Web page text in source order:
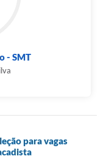
- SMT
para vagas